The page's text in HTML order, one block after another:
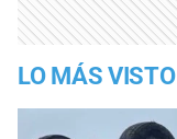
LO MÁS VISTO